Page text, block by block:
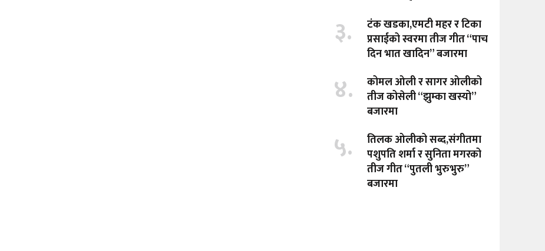
३.
टंक खडका,एमटी महर र टिका
प्रसाईको स्वरमा तीज गीत “पाच
दिन भात खादिन” बजारमा
४.
कोमल ओली र सागर ओलीको
तीज कोसेली “झुम्का खस्यो”
बजारमा
५.
तिलक ओलीको सब्द,संगीतमा
पशुपति शर्मा र सुनिता मगरको
तीज गीत “पुतली भुरुभुरु”
बजारमा